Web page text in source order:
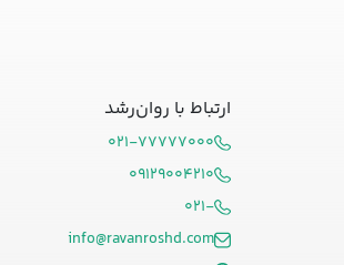
ارتباط با روان‌رشد
۰۲۱-۷۷۷۷۷۰۰۰
۰۹۱۲۹۰۰۴۲۱۰
۰۲۱-
info@ravanroshd.com